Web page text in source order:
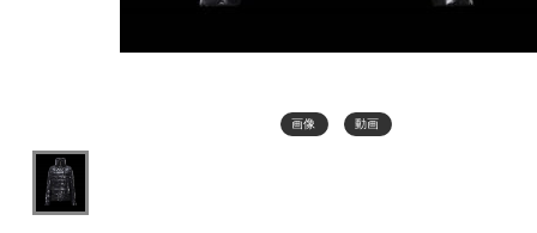
画像 動画